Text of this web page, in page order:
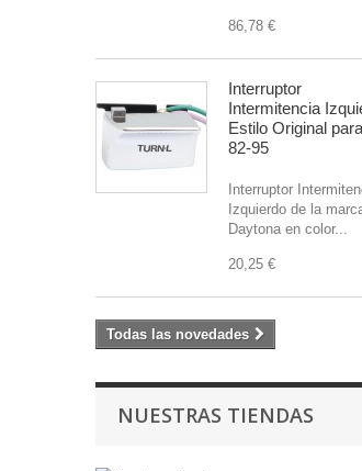
86,78 €
Interruptor
Intermitencia
Estilo Original
82-95
Interruptor
Izquierdo de la
Daytona en color...
20,25 €
Todas las novedades
NUESTRAS TIENDAS